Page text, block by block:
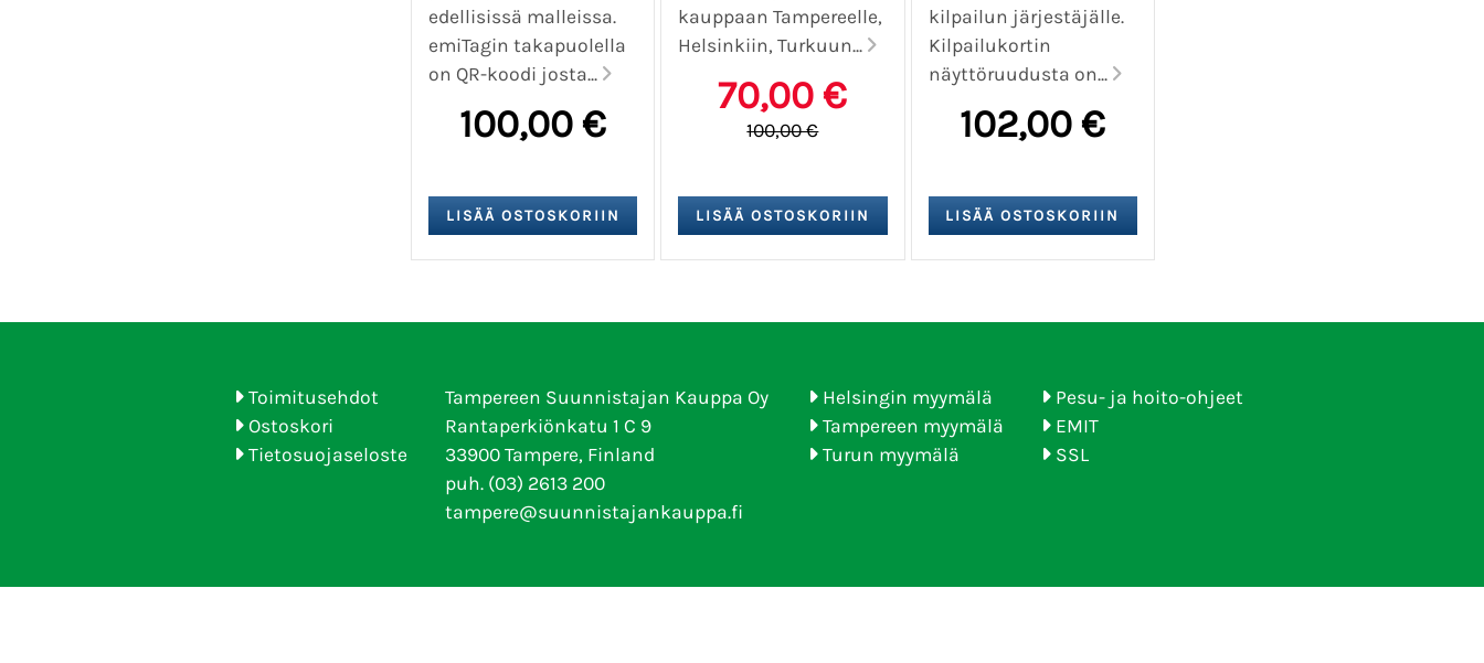
edellisissä malleissa.
emiTagin takapuolella
on QR-koodi josta...
100,00 €
kauppaan Tampereelle,
Helsinkiin, Turkuun...
70,00 €
100,00 €
kilpailun järjestäjälle.
Kilpailukortin
näyttöruudusta on...
102,00 €
Toimitusehdot
Ostoskori
Tietosuojaseloste
Tampereen Suunnistajan Kauppa Oy
Rantaperkiönkatu 1 C 9
33900 Tampere, Finland
puh. (03) 2613 200
tampere@suunnistajankauppa.fi
Helsingin myymälä
Tampereen myymälä
Turun myymälä
Pesu- ja hoito-ohjeet
EMIT
SSL